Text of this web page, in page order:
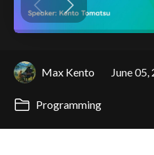
Max Kento June 05,
Programming